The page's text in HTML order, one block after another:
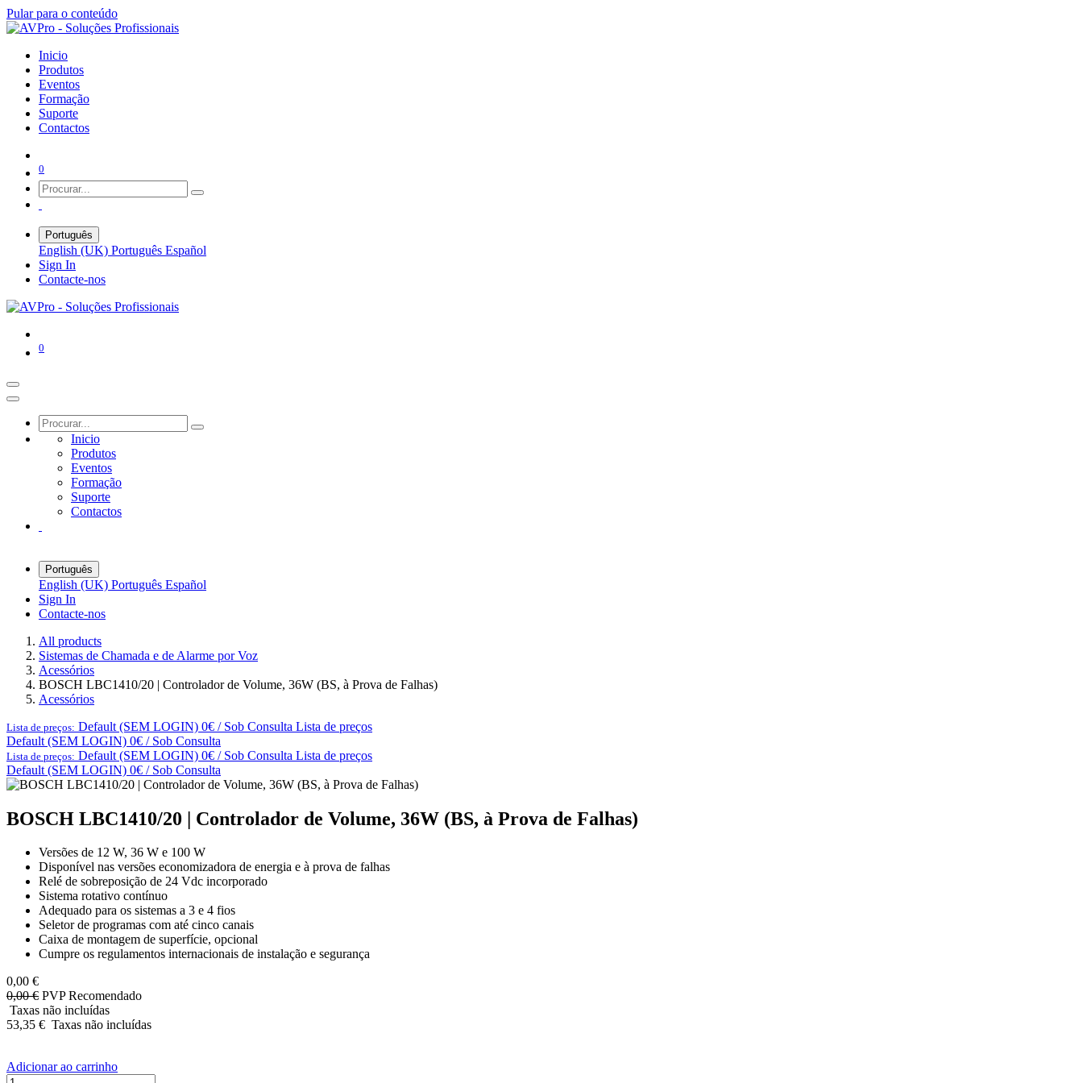
Pular para o conteúdo
Inicio
Produtos
Eventos
Formação
Suporte
Contactos
0
Português
English (UK) Português Español
Sign In
Contacte-nos
0
Inicio
Produtos
Eventos
Formação
Suporte
Contactos
Português
English (UK) Português Español
Sign In
Contacte-nos
All products
Sistemas de Chamada e de Alarme por Voz
Acessórios
BOSCH LBC1410/20 | Controlador de Volume, 36W (BS, à Prova de Falhas)
Acessórios
Lista de preços: Default (SEM LOGIN) 0€ / Sob Consulta Lista de preços
Default (SEM LOGIN) 0€ / Sob Consulta
Lista de preços: Default (SEM LOGIN) 0€ / Sob Consulta Lista de preços
Default (SEM LOGIN) 0€ / Sob Consulta
BOSCH LBC1410/20 | Controlador de Volume, 36W (BS, à Prova de Falhas)
Versões de 12 W, 36 W e 100 W
Disponível nas versões economizadora de energia e à prova de falhas
Relé de sobreposição de 24 Vdc incorporado
Sistema rotativo contínuo
Adequado para os sistemas a 3 e 4 fios
Seletor de programas com até cinco canais
Caixa de montagem de superfície, opcional
Cumpre os regulamentos internacionais de instalação e segurança
0,00 €
0,00€ PVP Recomendado
Taxas não incluídas
53,35 € Taxas não incluídas
Adicionar ao carrinho